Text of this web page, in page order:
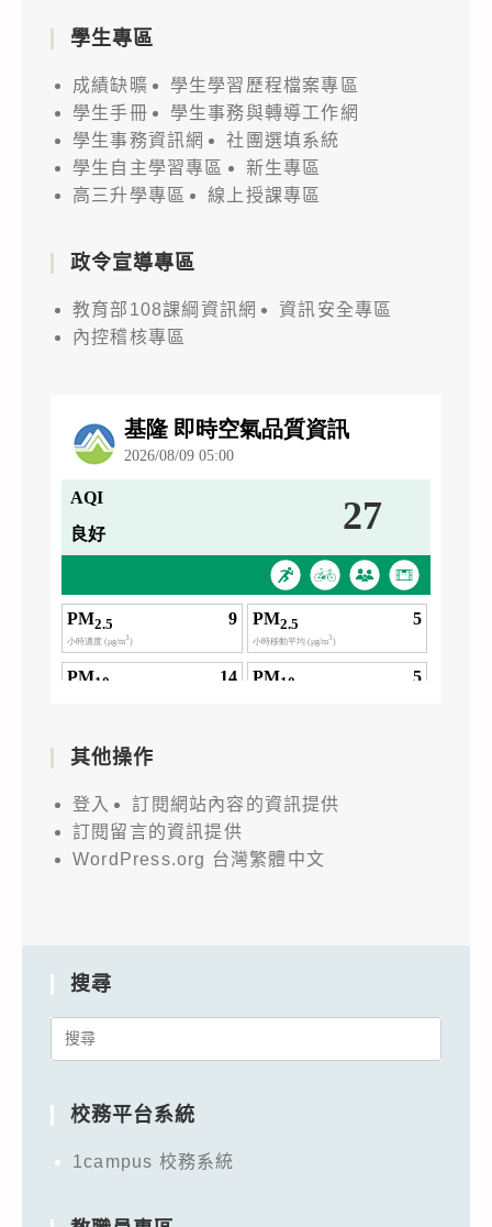
學生專區
成績缺曠
學生學習歷程檔案專區
學生手冊
學生事務與轉導工作網
學生事務資訊網
社團選填系統
學生自主學習專區
新生專區
高三升學專區
線上授課專區
政令宣導專區
教育部108課綱資訊網
資訊安全專區
內控稽核專區
其他操作
登入
訂閱網站內容的資訊提供
訂閱留言的資訊提供
WordPress.org 台灣繁體中文
搜尋
Search
校務平台系統
1campus 校務系統